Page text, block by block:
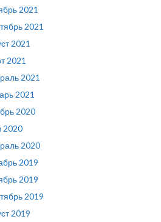
2021
2021
2021
2021
2021
2021
2020
2020
2019
2019
2019
2019